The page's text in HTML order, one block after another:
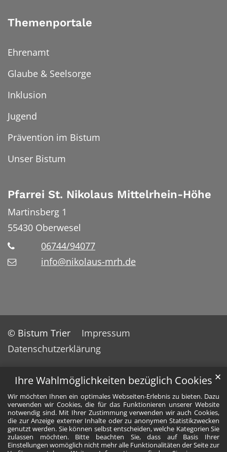
Ihre Wahlmöglichkeiten bezüglich Cookies
Wir möchten Ihnen ein optimales Webseiten-Erlebnis zu bieten. Dazu
verwenden wir Cookies, die für das Funktionieren unserer Website
notwendig sind. Mit Ihrer Zustimmung verwenden wir auch Cookies,
die zur Anzeige externer Inhalte oder zu anonymen Statistikzwecken
genutzt werden. Sie können selbst entscheiden, welche Kategorien Sie
zulassen möchten. Bitte beachten Sie, dass auf Basis Ihrer
Einstellungen womöglich nicht mehr alle Funktionalitäten der Seite zur
✕
Themenportale
Ehrenamt
Glaube & Seelsorge
Inklusion
Jugend
Prävention im Bistum
Unser Bistum
Pfarrei St. Nikolaus Mittelrhein-Höhe
Martinsberg 1
55430 Oberwesel
06744/94077
info@nikolaus-mrh.de
© Bistum Trier
Impressum
Datenschutzerklärung